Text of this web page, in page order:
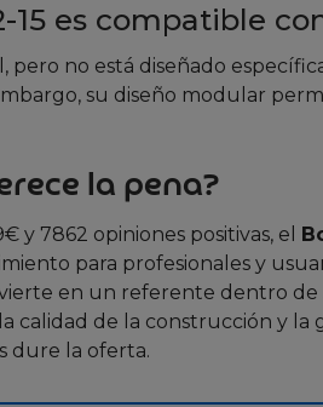
15 es compatible
pero no está diseñado
su diseño modular
la pena?
y 7862 opiniones positivas, el
para profesionales y
en un referente dentro
calidad de la construcción y la
dure la oferta.